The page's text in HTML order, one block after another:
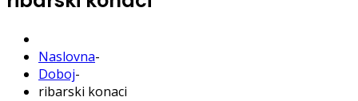
Naslovna-
Doboj-
ribarski konaci